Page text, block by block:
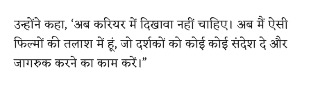
उन्होंने कहा, ‘अब करियर में दिखावा नहीं चाहिए। अब मैं ऐसी
फिल्मों की तलाश में हूं, जो दर्शकों को कोई कोई संदेश दे और
जागरुक करने का काम करें।”